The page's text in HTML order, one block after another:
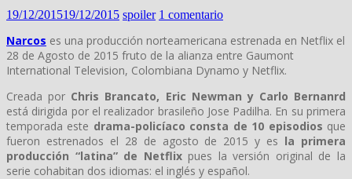
19/12/201519/12/2015 spoiler 1 comentario
Narcos es una producción norteamericana estrenada en Netflix el
28 de Agosto de 2015 fruto de la alianza entre Gaumont
International Television, Colombiana Dynamo y Netflix.
Creada por Chris Brancato, Eric Newman y Carlo Bernanrd
está dirigida por el realizador brasileño Jose Padilha. En su primera
temporada este drama-policíaco consta de 10 episodios que
fueron estrenados el 28 de agosto de 2015 y es la primera
producción “latina” de Netflixpues la versión original de la
serie cohabitan dos idiomas: el inglés y español.